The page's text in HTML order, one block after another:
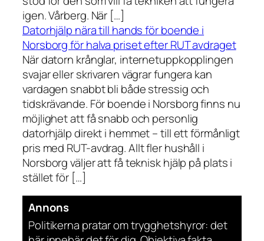
igen. Vårberg. När […]
Datorhjälp nära till hands för boende i
Norsborg för halva priset efter RUT avdraget
När datorn krånglar, internetuppkopplingen
svajar eller skrivaren vägrar fungera kan
vardagen snabbt bli både stressig och
tidskrävande. För boende i Norsborg finns nu
möjlighet att få snabb och personlig
datorhjälp direkt i hemmet – till ett förmånligt
pris med RUT-avdrag. Allt fler hushåll i
Norsborg väljer att få teknisk hjälp på plats i
stället för […]
Annons
Politikerna pratar om trygghetshyror: det